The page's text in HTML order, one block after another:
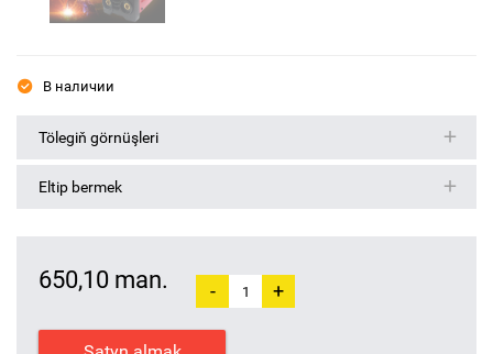
В наличии
Tölegiň görnüşleri
Eltip bermek
650,10 man. - +